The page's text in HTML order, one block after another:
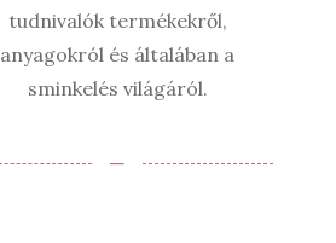
tudnivalók termékekről,
anyagokról és általában a
sminkelés világáról.
‒